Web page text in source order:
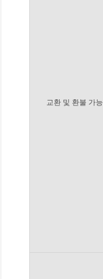
교환 및 환불 가능